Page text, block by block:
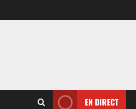
EN DIRECT